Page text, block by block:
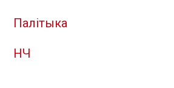
Палітыка
НЧ